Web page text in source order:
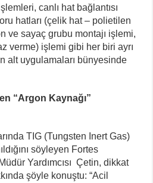
canlı hat bağlantısı
hatları (çelik hat – polietilen
ve sayaç grubu montajı işlemi,
verme) işlemi gibi her biri ayrı
alt uygulamaları bünyesinde
“Argon Kaynağı”
TIG (Tungsten Inert Gas)
söyleyen Fortes
Yardımcısı Çetin, dikkat
şöyle konuştu: “Acil